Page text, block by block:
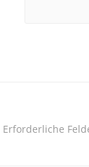
Erforderliche